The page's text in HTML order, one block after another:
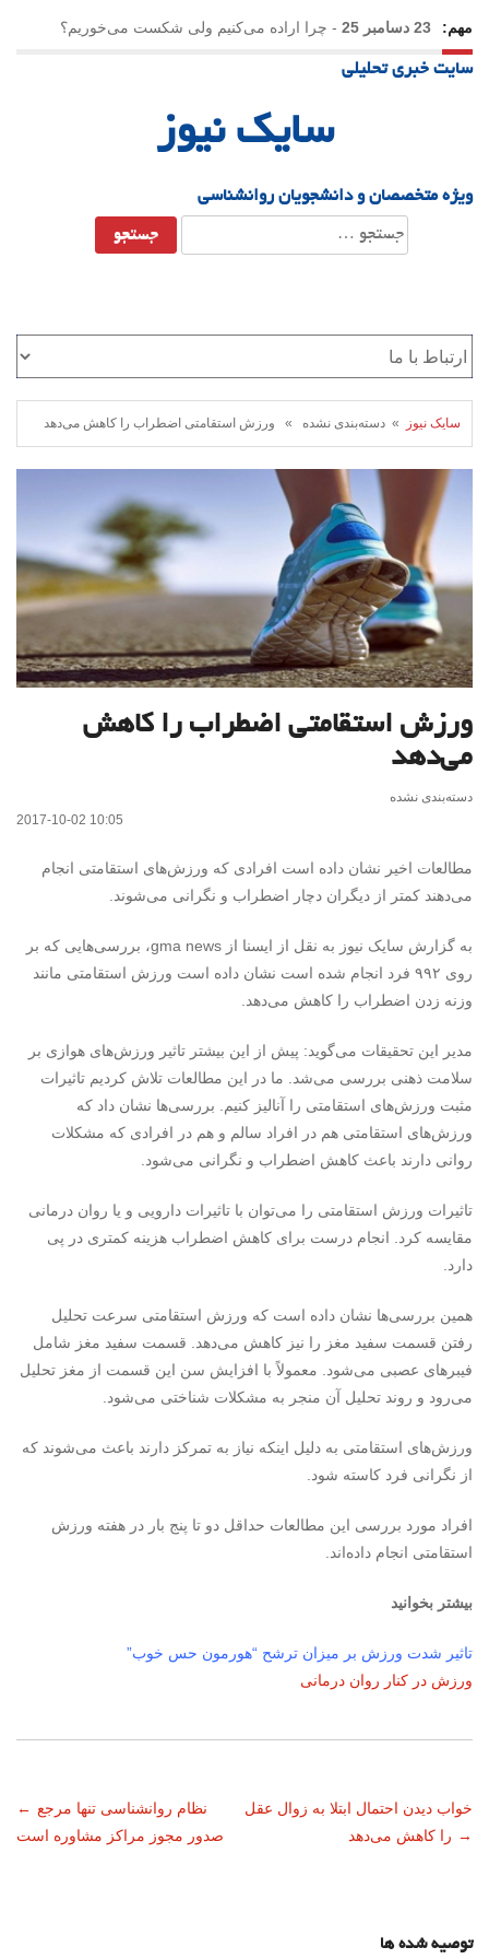
مهم: 23 دسامبر 25 - چرا اراده می‌کنیم ولی شکست می‌خوریم؟
21 دسامبر 25
سایت خبری تحلیلی
سایک نیوز
ویژه متخصصان و دانشجویان روانشناسی
جستجو
برای:
سایک نیوز » دسته‌بندی نشده » ورزش استقامتی اضطراب را کاهش می‌دهد
ورزش استقامتی اضطراب را کاهش
می‌دهد
دسته‌بندی نشده
2017-10-02 10:05
مطالعات اخیر نشان داده است افرادی که ورزش‌های استقامتی انجام
می‌دهند کمتر از دیگران دچار اضطراب و نگرانی می‌شوند.
به گزارش سایک نیوز به نقل از ایسنا از gma news، بررسی‌هایی که بر
روی ۹۹۲ فرد انجام شده است نشان داده است ورزش استقامتی مانند
وزنه‌ زدن اضطراب را کاهش می‌دهد.
مدیر این تحقیقات می‌گوید: پیش از این بیشتر تاثیر ورزش‌های هوازی بر
سلامت ذهنی بررسی می‌شد. ما در این مطالعات تلاش کردیم تاثیرات
مثبت ورزش‌های استقامتی را آنالیز کنیم. بررسی‌ها نشان داد که
ورزش‌های استقامتی هم در افراد سالم و هم در افرادی که مشکلات
روانی دارند باعث کاهش اضطراب و نگرانی می‌شود.
تاثیرات ورزش استقامتی را می‌توان با تاثیرات دارویی و یا روان درمانی
مقایسه کرد. انجام درست برای کاهش اضطراب هزینه کمتری در پی
دارد.
همین بررسی‌ها نشان داده است که ورزش استقامتی سرعت تحلیل
رفتن قسمت سفید مغز را نیز کاهش می‌دهد. قسمت سفید مغز شامل
فیبرهای عصبی می‌شود. معمولاً با افزایش سن این قسمت از مغز تحلیل
می‌رود و روند تحلیل آن منجر به مشکلات شناختی می‌شود.
ورزش‌های استقامتی به دلیل اینکه نیاز به تمرکز دارند باعث می‌شوند که
از نگرانی فرد کاسته شود.
افراد مورد بررسی این مطالعات حداقل دو تا پنج بار در هفته ورزش
استقامتی انجام داده‌اند.
بیشتر بخوانید
تاثیر شدت ورزش بر میزان ترشح “هورمون حس خوب”
ورزش در کنار روان درمانی
ناوبری
نوشته
← نظام روانشناسی تنها مرجع
صدور مجوز مراکز مشاوره است
خواب دیدن احتمال ابتلا به زوال عقل
را کاهش می‌دهد →
توصیه شده ها